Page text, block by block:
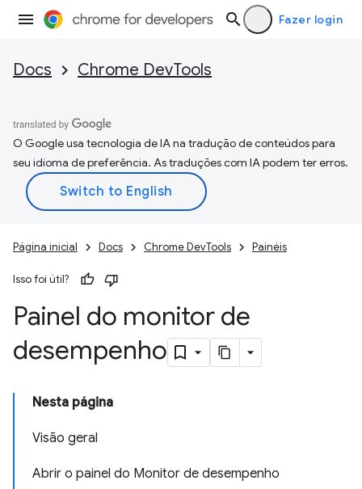
Fazer login
Docs Chrome DevTools
O Google usa tecnologia de IA na tradução de conteúdos para
seu idioma de preferência. As traduções com IA podem ter erros.
Página inicial Docs Chrome DevTools Painéis
Isso foi útil?
Painel do monitor de
desempenho
Nesta página
Visão geral
Abrir o painel do Monitor de desempenho